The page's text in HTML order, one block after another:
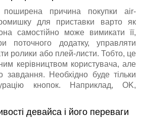
поширена причина покупки air-
для приставки варто як
самостійно може вимикати її,
поточного додатку, управляти
ролики або плей-листи. Тобто, це
керівництвом користувача, але
завдання. Необхідно буде тільки
кнопок. Наприклад, OK,
девайса і його переваги